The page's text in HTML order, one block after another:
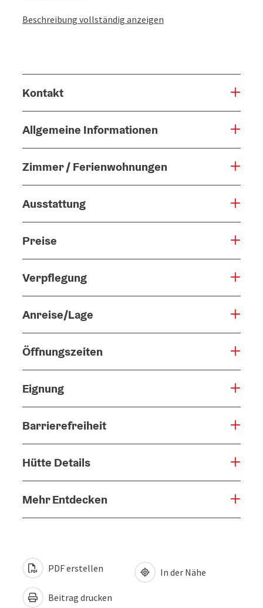
Beschreibung vollständig anzeigen
Kontakt
Allgemeine Informationen
Zimmer / Ferienwohnungen
Ausstattung
Preise
Verpflegung
Anreise/Lage
Öffnungszeiten
Eignung
Barrierefreiheit
Hütte Details
Mehr Entdecken
PDF erstellen
Beitrag drucken
In der Nähe